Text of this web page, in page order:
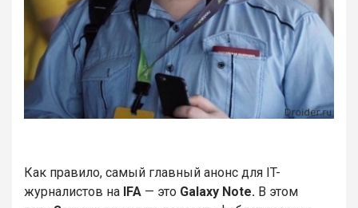
Как правило, самый главный анонс для IT-
журналистов на IFA — это Galaxy Note. В этом